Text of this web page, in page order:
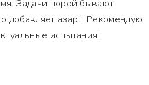
Задачи порой бывают
добавляет азарт. Рекомендую
испытания!